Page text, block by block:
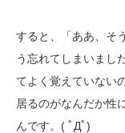
すると、「ああ、そ
う忘れてしまいまし
てよく覚えていない
居るのがなんだか性
んです。( ﾟДﾟ)